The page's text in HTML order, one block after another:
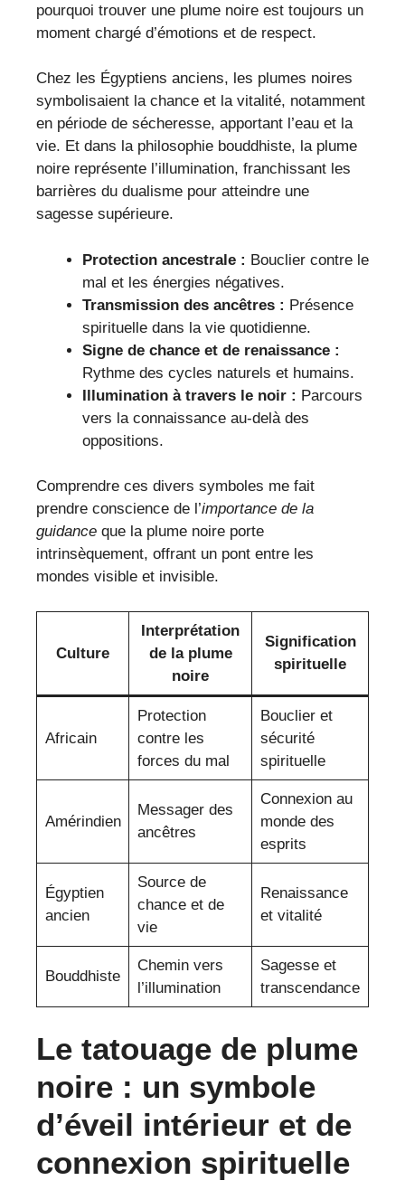
pourquoi trouver une plume noire est toujours un
moment chargé d’émotions et de respect.
Chez les Égyptiens anciens, les plumes noires
symbolisaient la chance et la vitalité, notamment
en période de sécheresse, apportant l’eau et la
vie. Et dans la philosophie bouddhiste, la plume
noire représente l’illumination, franchissant les
barrières du dualisme pour atteindre une
sagesse supérieure.
Protection ancestrale : Bouclier contre le
mal et les énergies négatives.
Transmission des ancêtres : Présence
spirituelle dans la vie quotidienne.
Signe de chance et de renaissance :
Rythme des cycles naturels et humains.
Illumination à travers le noir : Parcours
vers la connaissance au-delà des
oppositions.
Comprendre ces divers symboles me fait
prendre conscience de l’importance de la
guidance que la plume noire porte
intrinsèquement, offrant un pont entre les
mondes visible et invisible.
Culture
Interprétation
de la plume
noire
Signification
spirituelle
Africain
Protection
contre les
forces du mal
Bouclier et
sécurité
spirituelle
Amérindien
Messager des
ancêtres
Connexion au
monde des
esprits
Égyptien
ancien
Source de
chance et de
vie
Renaissance
et vitalité
Bouddhiste
Chemin vers
l’illumination
Sagesse et
transcendance
Le tatouage de plume
noire : un symbole
d’éveil intérieur et de
connexion spirituelle